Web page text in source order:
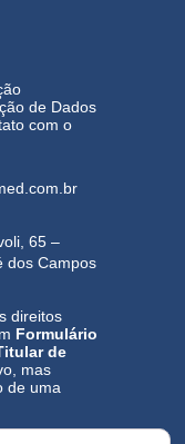
de Dados
com o
65 –
dos Campos
direitos
Formulário
de
mas
de uma